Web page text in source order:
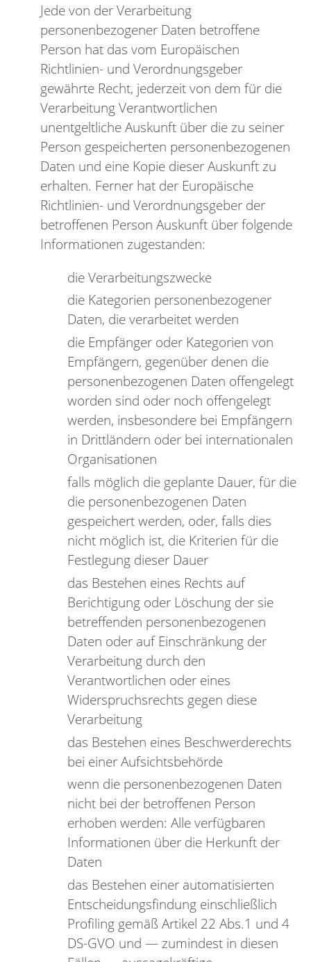
Jede von der Verarbeitung
personenbezogener Daten betroffene
Person hat das vom Europäischen
Richtlinien- und Verordnungsgeber
gewährte Recht, jederzeit von dem für die
Verarbeitung Verantwortlichen
unentgeltliche Auskunft über die zu seiner
Person gespeicherten personenbezogenen
Daten und eine Kopie dieser Auskunft zu
erhalten. Ferner hat der Europäische
Richtlinien- und Verordnungsgeber der
betroffenen Person Auskunft über folgende
Informationen zugestanden:
die Verarbeitungszwecke
die Kategorien personenbezogener
Daten, die verarbeitet werden
die Empfänger oder Kategorien von
Empfängern, gegenüber denen die
personenbezogenen Daten offengelegt
worden sind oder noch offengelegt
werden, insbesondere bei Empfängern
in Drittländern oder bei internationalen
Organisationen
falls möglich die geplante Dauer, für die
die personenbezogenen Daten
gespeichert werden, oder, falls dies
nicht möglich ist, die Kriterien für die
Festlegung dieser Dauer
das Bestehen eines Rechts auf
Berichtigung oder Löschung der sie
betreffenden personenbezogenen
Daten oder auf Einschränkung der
Verarbeitung durch den
Verantwortlichen oder eines
Widerspruchsrechts gegen diese
Verarbeitung
das Bestehen eines Beschwerderechts
bei einer Aufsichtsbehörde
wenn die personenbezogenen Daten
nicht bei der betroffenen Person
erhoben werden: Alle verfügbaren
Informationen über die Herkunft der
Daten
das Bestehen einer automatisierten
Entscheidungsfindung einschließlich
Profiling gemäß Artikel 22 Abs.1 und 4
DS-GVO und — zumindest in diesen